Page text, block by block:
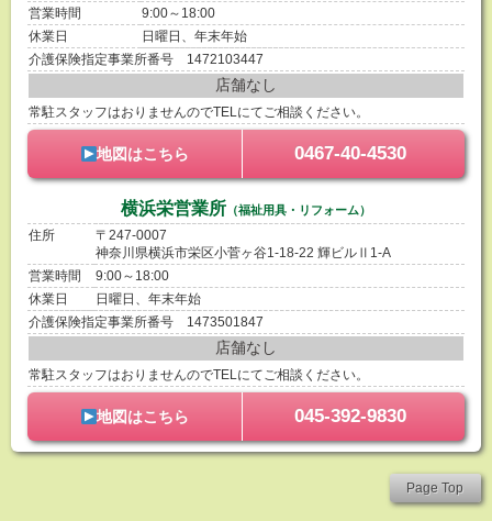
営業時間
9:00～18:00
休業日
日曜日、年末年始
介護保険指定事業所番号 1472103447
店舗なし
常駐スタッフはおりませんのでTELにてご相談ください。
地図はこちら 0467-40-4530
横浜栄営業所 （福祉用具・リフォーム）
住所
〒247-0007
神奈川県横浜市栄区小菅ヶ谷1-18-22 輝ビルⅡ1-A
営業時間
9:00～18:00
休業日
日曜日、年末年始
介護保険指定事業所番号 1473501847
店舗なし
常駐スタッフはおりませんのでTELにてご相談ください。
地図はこちら 045-392-9830
Page Top